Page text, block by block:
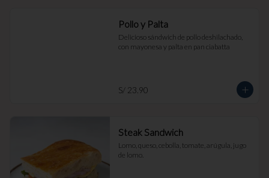
Pollo y Palta
Delicioso sándwich de pollo deshilachado,
con mayonesa y palta en pan ciabatta
S/ 23.90
Steak Sandwich
Lomo, queso, cebolla, tomate, arúgula, jugo
de lomo.